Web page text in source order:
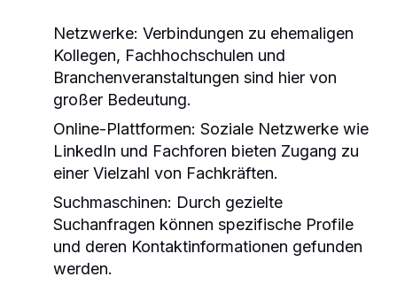
Netzwerke: Verbindungen zu ehemaligen
Kollegen, Fachhochschulen und
Branchenveranstaltungen sind hier von
großer Bedeutung.
Online-Plattformen: Soziale Netzwerke wie
LinkedIn und Fachforen bieten Zugang zu
einer Vielzahl von Fachkräften.
Suchmaschinen: Durch gezielte
Suchanfragen können spezifische Profile
und deren Kontaktinformationen gefunden
werden.